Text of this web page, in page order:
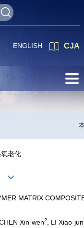
CJA
ENGLISH
老化
MATRIX
CHEN Xin-wen2 , LI Xiao-jun